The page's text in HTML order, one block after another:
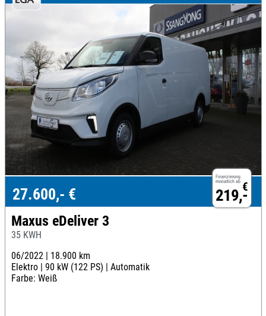
Finanzierung
monatlich ab €
219,-
27.600,- €
Maxus eDeliver 3
35 KWH
06/2022 | 18.900 km
Elektro | 90 kW (122 PS) | Automatik
Farbe: Weiß